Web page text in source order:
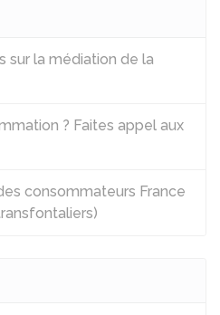
sur la médiation de la
? Faites appel aux
consommateurs France